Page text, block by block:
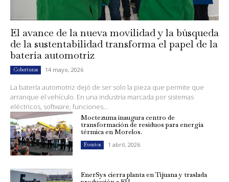
El avance de la nueva movilidad y la búsqueda
de la sustentabilidad transforma el papel de la
batería automotriz
Coberturas 14 mayo, 2026
La batería automotriz dejó de ser solo la pieza que permite que
arranque el vehículo. En una industria marcada por sistemas
eléctricos, software, funciones...
Moctezuma inaugura centro de
transformación de residuos para energía
térmica en Morelos.
Eventos 1 abril, 2026
EnerSys cierra planta en Tijuana y traslada